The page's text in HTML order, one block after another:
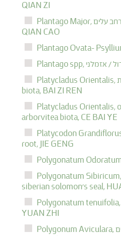
QIAN ZI
Plantago Major,
QIAN CAO
Plantago Ovata-
Plantago spp,
Platycladus Orientalis,
biota, BAI ZI REN
Platycladus Orientalis,
arborvitea biota, CE BAI YE
Platycodon
root, JIE GENG
Polygonatum
Polygonatum Sibiricum,
siberian solomon's seal,
Polygonatum tenuifolia,
YUAN ZHI
Polygonum Aviculara,